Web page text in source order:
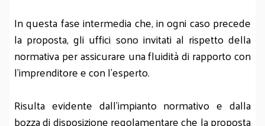
In questa fase intermedia che, in ogni caso precede
la proposta, gli uffici sono invitati al rispetto della
normativa per assicurare una fluidità di rapporto con
l’imprenditore e con l’esperto.
Risulta evidente dall’impianto normativo e dalla
bozza di disposizione regolamentare che la proposta